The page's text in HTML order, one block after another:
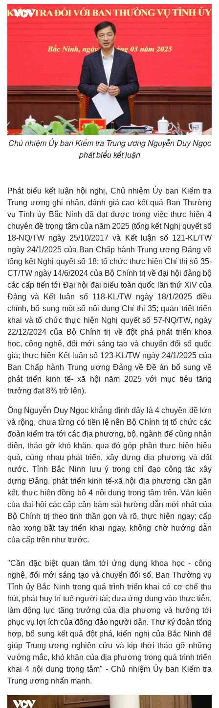
Kinh tế
Bất động sản
Khởi nghiệp
Thị trường
Giá vàng
Tiêu dùng
Tỷ giá
Chứng khoán
Giá cà phê
Chủ nhiệm Ủy ban Kiểm tra Trung ương Nguyễn Duy Ngọc
phát biểu kết luận
Phát biểu kết luận hội nghị, Chủ nhiệm Ủy ban Kiểm tra
Trung ương ghi nhận, đánh giá cao kết quả Ban Thường
vụ Tỉnh ủy Bắc Ninh đã đạt được trong việc thực hiện 4
chuyên đề trọng tâm của năm 2025 (tổng kết Nghị quyết số
18-NQ/TW ngày 25/10/2017 và Kết luận số 121-KL/TW
ngày 24/1/2025 của Ban Chấp hành Trung ương Đảng về
tổng kết Nghị quyết số 18; tổ chức thực hiện Chỉ thị số 35-
CT/TW ngày 14/6/2024 của Bộ Chính trị về đại hội đảng bộ
các cấp tiến tới Đại hội đại biểu toàn quốc lần thứ XIV của
Đảng và Kết luận số 118-KL/TW ngày 18/1/2025 điều
chỉnh, bổ sung một số nội dung Chỉ thị 35; quán triệt triển
khai và tổ chức thực hiện Nghị quyết số 57-NQ/TW, ngày
22/12/2024 của Bộ Chính trị về đột phá phát triển khoa
học, công nghệ, đổi mới sáng tạo và chuyển đổi số quốc
gia; thực hiện Kết luận số 123-KL/TW ngày 24/1/2025 của
Ban Chấp hành Trung ương Đảng về Đề án bổ sung về
phát triển kinh tế- xã hội năm 2025 với mục tiêu tăng
trưởng đạt 8% trở lên).
Ông Nguyễn Duy Ngọc khẳng định đây là 4 chuyên đề lớn
và rộng, chưa từng có tiền lệ nên Bộ Chính trị tổ chức các
đoàn kiểm tra tới các địa phương, bộ, ngành để cùng nhận
diện, tháo gỡ khó khăn, qua đó góp phần thực hiện hiệu
quả, cùng nhau phát triển, xây dựng địa phương và đất
nước. Tỉnh Bắc Ninh lưu ý trong chỉ đạo công tác xây
dựng Đảng, phát triển kinh tế-xã hội địa phương cần gắn
kết, thực hiện đồng bộ 4 nội dung trọng tâm trên. Văn kiện
của đại hội các cấp cần bám sát hướng dẫn mới nhất của
Bộ Chính trị theo tinh thần gọn và rõ, thực hiện ngay; cấp
nào xong bắt tay triển khai ngay, không chờ hướng dẫn
của cấp trên như trước.
"Cần đặc biệt quan tâm tới ứng dụng khoa học - công
nghệ, đổi mới sáng tạo và chuyển đổi số. Ban Thường vụ
Tỉnh ủy Bắc Ninh trong quá trình triển khai có cơ chế thu
hút, phát huy trí tuệ người tài; đưa ứng dụng vào thực tiễn,
làm động lực tăng trưởng của địa phương và hướng tới
phục vụ lợi ích của đông đảo người dân. Thư ký đoàn tổng
hợp, bổ sung kết quả đột phá, kiến nghị của Bắc Ninh để
giúp Trung ương nghiên cứu và kịp thời tháo gỡ những
vướng mắc, khó khăn của địa phương trong quá trình triển
khai 4 nội dung trọng tâm" - Chủ nhiệm Ủy ban Kiểm tra
Trung ương nhấn mạnh.